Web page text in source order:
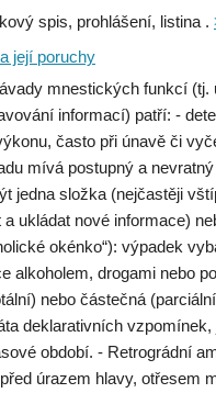
spis, prohlášení, listina .
její poruchy
mnestických funkcí (tj.
informací) patří: -
často při únavě či
mívá postupný a
jedna složka (nejčastěji
ukládat nové informace)
okénko“): výpadek
alkoholem, drogami nebo
nebo částečná
deklarativních vzpomínek,
období. - Retrográdní
úrazem hlavy, otřesem